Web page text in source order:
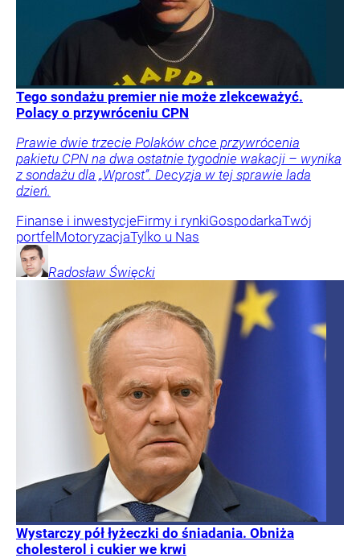
Tego sondażu premier nie może zlekceważyć.
Polacy o przywróceniu CPN
Prawie dwie trzecie Polaków chce przywrócenia
pakietu CPN na dwa ostatnie tygodnie wakacji – wynika
z sondażu dla „Wprost”. Decyzja w tej sprawie lada
dzień.
Finanse i inwestycjeFirmy i rynkiGospodarkaTwój
portfelMotoryzacjaTylko u Nas
Radosław Święcki
Wystarczy pół łyżeczki do śniadania. Obniża
cholesterol i cukier we krwi